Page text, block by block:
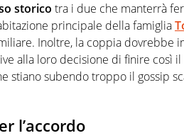
storico tra i due che manterrà
principale della famiglia
Inoltre, la coppia dovrebbe
alla loro decisione di finire così
stiano subendo troppo il gossip
l’accordo